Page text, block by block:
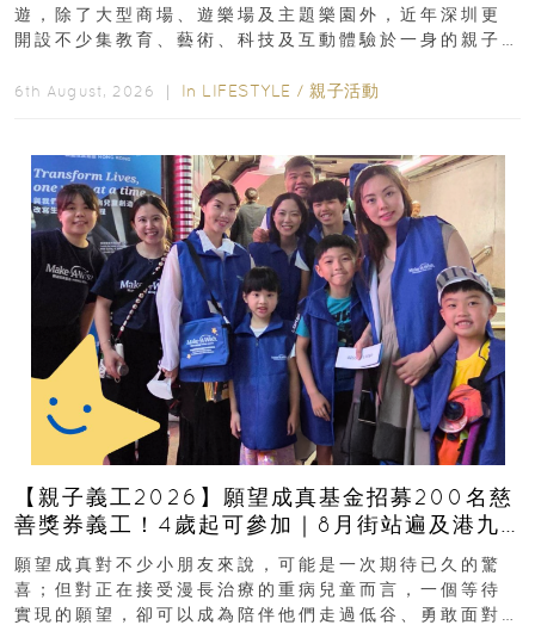
遊，除了大型商場、遊樂場及主題樂園外，近年深圳更
開設不少集教育、藝術、科技及互動體驗於一身的親子
6th August, 2026 ｜ In LIFESTYLE / 親子活動
【親子義工2026】願望成真基金招募200名慈
善獎券義工！4歲起可參加｜8月街站遍及港九
新界
願望成真對不少小朋友來說，可能是一次期待已久的驚
喜；但對正在接受漫長治療的重病兒童而言，一個等待
實現的願望，卻可以成為陪伴他們走過低谷、勇敢面對